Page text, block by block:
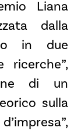
Liana
dalla
in due
ricerche”,
di un
sulla